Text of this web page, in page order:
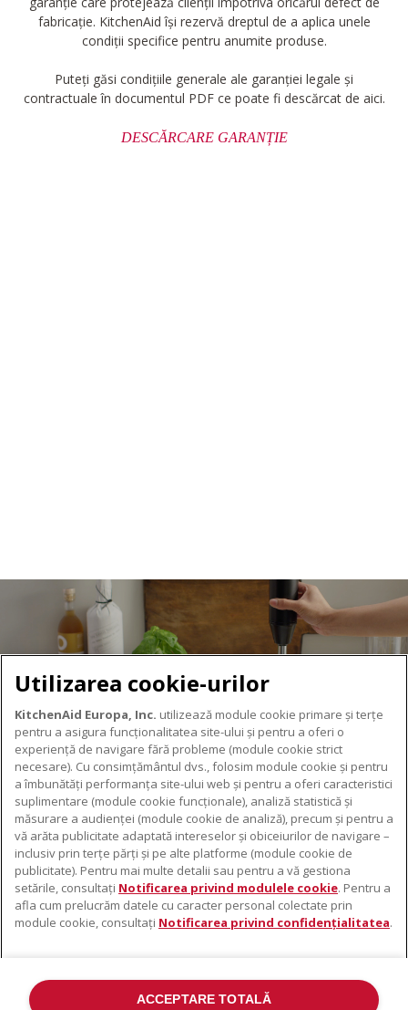
fabricație. KitchenAid își rezervă dreptul de a aplica unele
condiții specifice pentru anumite produse.
Puteți găsi condițiile generale ale garanției legale și
contractuale în documentul PDF ce poate fi descărcat de aici.
DESCĂRCARE GARANȚIE
DESPRE KITCHENAID
Despre KitchenAid
Istoria mărcii
ODR
PRODUSELE NOASTRE
Electrocasnice mici
Accesorii pentru produse
SUPORT
De unde cumpărați
Localizator centre de service
Contacte
Utilizarea cookie-urilor
KitchenAid Europa, Inc. utilizează module cookie primare și terțe
pentru a asigura funcționalitatea site-ului și pentru a oferi o
experiență de navigare fără probleme (module cookie strict
necesare). Cu consimțământul dvs., folosim module cookie și pentru
a îmbunătăți performanța site-ului web și pentru a oferi caracteristici
suplimentare (module cookie funcționale), analiză statistică și
măsurare a audienței (module cookie de analiză), precum și pentru a
vă arăta publicitate adaptată intereselor și obiceiurilor de navigare –
inclusiv prin terțe părți și pe alte platforme (module cookie de
publicitate). Pentru mai multe detalii sau pentru a vă gestiona
setările, consultați Notificarea privind modulele cookie. Pentru a
afla cum prelucrăm datele cu caracter personal colectate prin
module cookie, consultați Notificarea privind confidențialitatea.
ACCEPTARE TOTALĂ